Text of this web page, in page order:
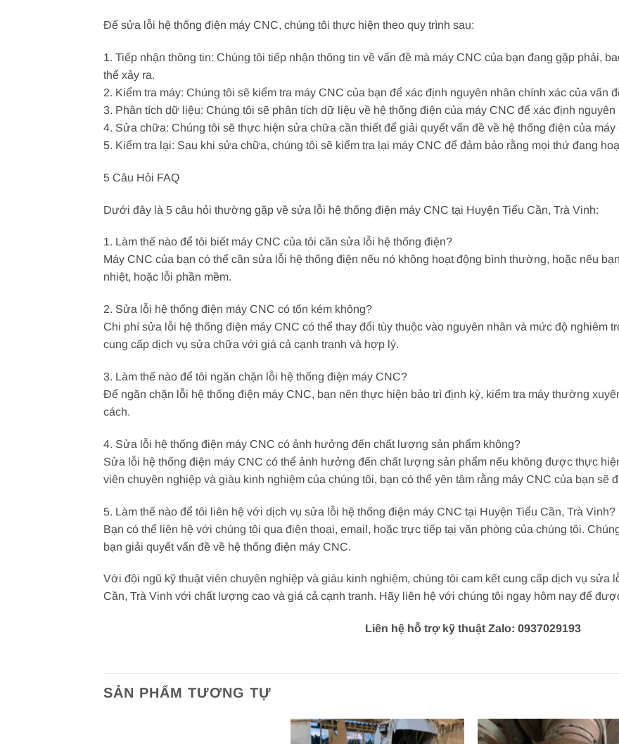
Để sửa lỗi hệ thống điện máy CNC, chúng tôi thực hiện theo quy trình sau:
1. Tiếp nhận thông tin: Chúng tôi tiếp nhận thông tin về vấn đề mà máy CNC của bạn đang gặp phải,
thể xảy ra.
2. Kiểm tra máy: Chúng tôi sẽ kiểm tra máy CNC của bạn để xác định nguyên nhân chính xác của vấn
3. Phân tích dữ liệu: Chúng tôi sẽ phân tích dữ liệu về hệ thống điện của máy CNC để xác định nguyên
4. Sửa chữa: Chúng tôi sẽ thực hiện sửa chữa cần thiết để giải quyết vấn đề về hệ thống điện của máy
5. Kiểm tra lại: Sau khi sửa chữa, chúng tôi sẽ kiểm tra lại máy CNC để đảm bảo rằng mọi thứ đang
5 Câu Hỏi FAQ
Dưới đây là 5 câu hỏi thường gặp về sửa lỗi hệ thống điện máy CNC tại Huyện Tiểu Cần, Trà Vinh:
1. Làm thế nào để tôi biết máy CNC của tôi cần sửa lỗi hệ thống điện?
Máy CNC của bạn có thể cần sửa lỗi hệ thống điện nếu nó không hoạt động bình thường, hoặc nếu
nhiệt, hoặc lỗi phần mềm.
2. Sửa lỗi hệ thống điện máy CNC có tốn kém không?
Chi phí sửa lỗi hệ thống điện máy CNC có thể thay đổi tùy thuộc vào nguyên nhân và mức độ nghiêm
cung cấp dịch vụ sửa chữa với giá cả cạnh tranh và hợp lý.
3. Làm thế nào để tôi ngăn chặn lỗi hệ thống điện máy CNC?
Để ngăn chặn lỗi hệ thống điện máy CNC, bạn nên thực hiện bảo trì định kỳ, kiểm tra máy thường
cách.
4. Sửa lỗi hệ thống điện máy CNC có ảnh hưởng đến chất lượng sản phẩm không?
Sửa lỗi hệ thống điện máy CNC có thể ảnh hưởng đến chất lượng sản phẩm nếu không được thực
viên chuyên nghiệp và giàu kinh nghiệm của chúng tôi, bạn có thể yên tâm rằng máy CNC của bạn
5. Làm thế nào để tôi liên hệ với dịch vụ sửa lỗi hệ thống điện máy CNC tại Huyện Tiểu Cần, Trà Vinh?
Bạn có thể liên hệ với chúng tôi qua điện thoại, email, hoặc trực tiếp tại văn phòng của chúng tôi.
bạn giải quyết vấn đề về hệ thống điện máy CNC.
Với đội ngũ kỹ thuật viên chuyên nghiệp và giàu kinh nghiệm, chúng tôi cam kết cung cấp dịch vụ sửa
Cần, Trà Vinh với chất lượng cao và giá cả cạnh tranh. Hãy liên hệ với chúng tôi ngay hôm nay để
Liên hệ hỗ trợ kỹ thuật Zalo: 0937029193
SẢN PHẨM TƯƠNG TỰ